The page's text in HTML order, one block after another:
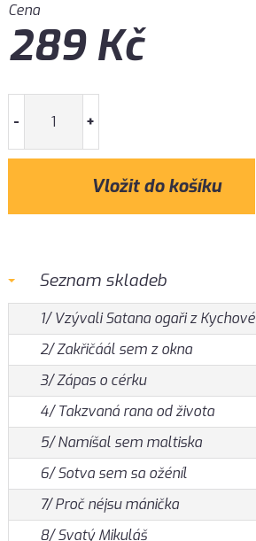
Cena
289Kč
- +
Seznam skladeb
1/ Vzývali Satana ogaři z Kychové
2/ Zakřičáál sem z okna
3/ Zápas o cérku
4/ Takzvaná rana od života
5/ Namíšal sem maltiska
6/ Sotva sem sa ožéníl
7/ Proč néjsu mánička
8/ Svatý Mikuláš